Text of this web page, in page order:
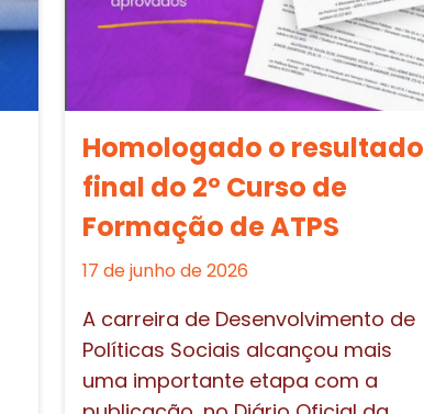
Homologado o resultado
final do 2º Curso de
Formação de ATPS
17 de junho de 2026
A carreira de Desenvolvimento de
Políticas Sociais alcançou mais
uma importante etapa com a